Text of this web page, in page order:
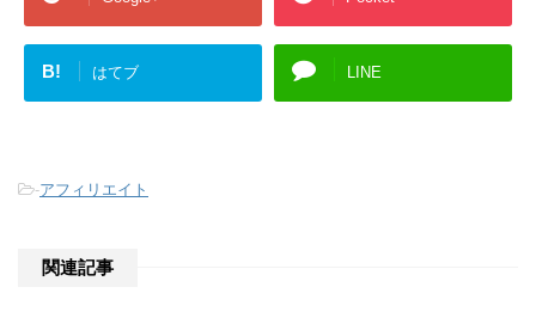
B! はてブ LINE
-アフィリエイト
関連記事